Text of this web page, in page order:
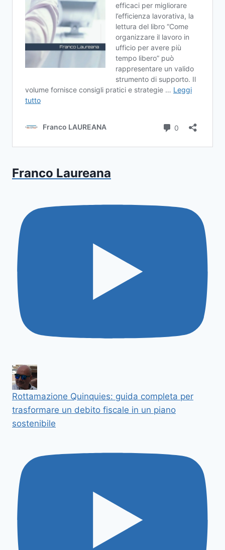
Franco Laureana
Rottamazione Quinquies: guida completa per
trasformare un debito fiscale in un piano
sostenibile